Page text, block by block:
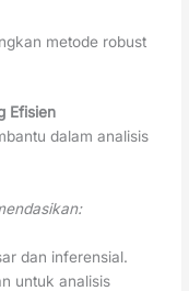
metode robust
Efisien
dalam analisis
dan inferensial.
untuk analisis